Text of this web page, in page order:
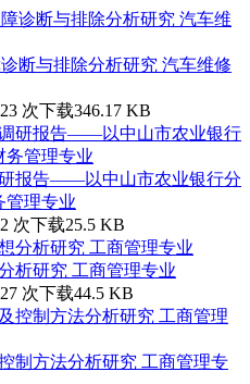
断与排除分析研究 汽车维修
23 次下载346.17 KB
报告——以中山市农业银行分
管理专业
次下载25.5 KB
析研究 工商管理专业
27 次下载44.5 KB
制方法分析研究 工商管理专